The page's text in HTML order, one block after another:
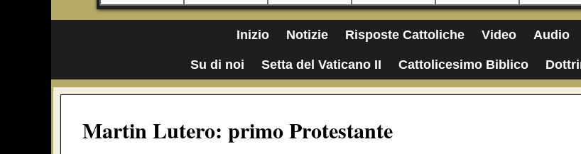
Inizio Notizie Risposte Cattoliche Video Audio
Su di noi Setta del Vaticano II Cattolicesimo Biblico
Martin Lutero: primo Protestante